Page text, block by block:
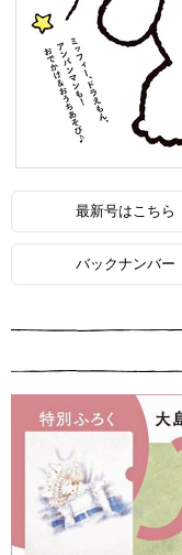
最新号はこちら
バックナンバー